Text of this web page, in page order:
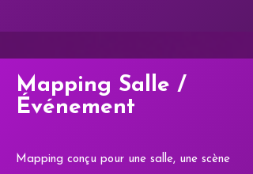
Mapping Salle /
Événement
Mapping conçu pour une salle, une scène